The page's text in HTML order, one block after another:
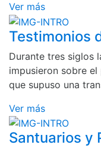
Ver más
Testimonios
Durante tres siglos
impusieron sobre
que supuso una
Ver más
Santuarios y